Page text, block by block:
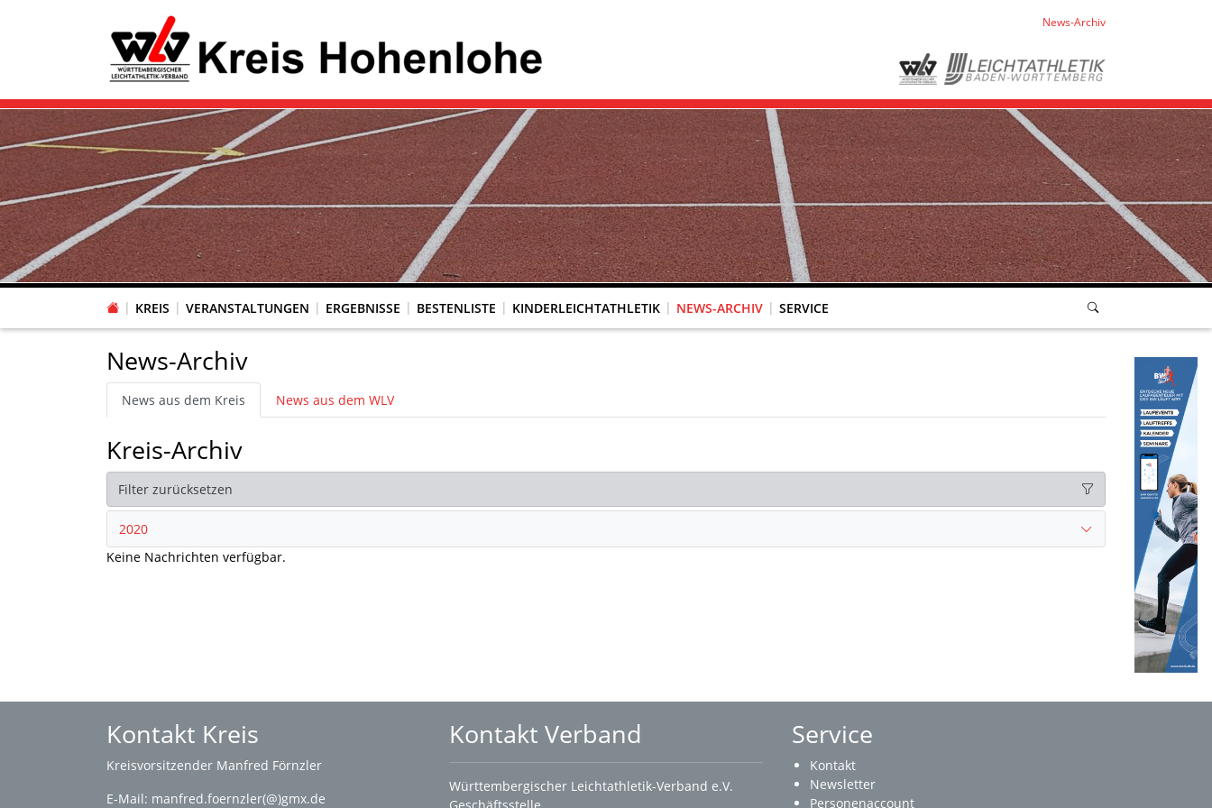
News-Archiv
KREIS VERANSTALTUNGEN ERGEBNISSE BESTENLISTE KINDERLEICHTATHLETIK NEWS-ARCHIV SERVICE
News-Archiv
News aus dem Kreis News aus dem WLV
Kreis-Archiv
Filter zurücksetzen
2020
Keine Nachrichten verfügbar.
Kontakt Kreis
Kreisvorsitzender Manfred Förnzler
E-Mail: manfred.foernzler(@)gmx.de
Kontakt Verband
Württembergischer Leichtathletik-Verband e.V.
Service
Kontakt
Newsletter
Personenaccount